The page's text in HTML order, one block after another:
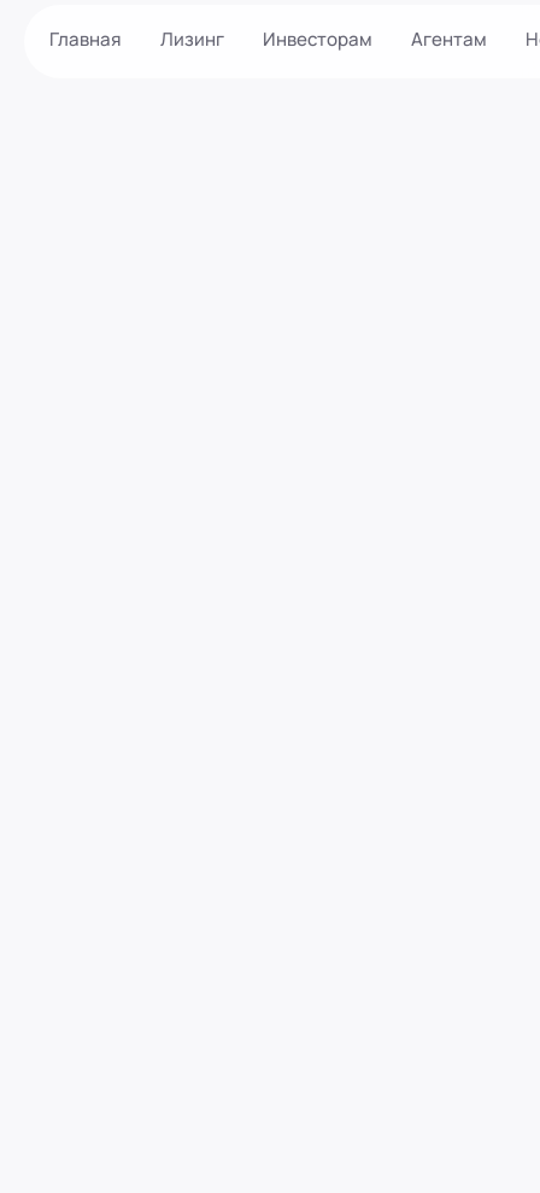
Главная Лизинг Инвесторам Агентам